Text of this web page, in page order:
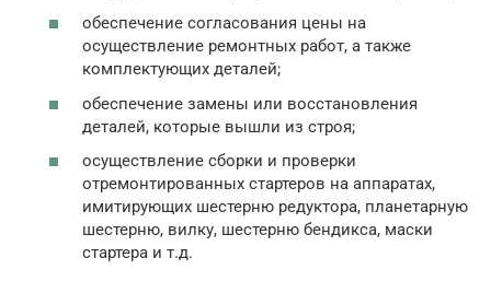
обеспечение согласования цены на
осуществление ремонтных работ, а также
комплектующих деталей;
обеспечение замены или восстановления
деталей, которые вышли из строя;
осуществление сборки и проверки
отремонтированных стартеров на аппаратах,
имитирующих шестерню редуктора, планетарную
шестерню, вилку, шестерню бендикса, маски
стартера и т.д.